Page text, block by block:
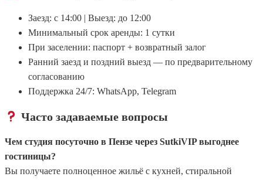
Заезд: с 14:00 | Выезд: до 12:00
Минимальный срок аренды: 1 сутки
При заселении: паспорт + возвратный залог
Ранний заезд и поздний выезд — по предварительному
согласованию
Поддержка 24/7: WhatsApp, Telegram
Часто задаваемые вопросы
Чем студия посуточно в Пензе через SutkiVIP выгоднее
гостиницы?
Вы получаете полноценное жильё с кухней, стиральной